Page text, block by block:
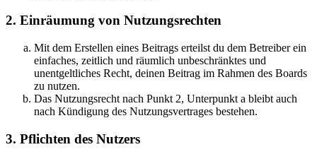
2. Einräumung von Nutzungsrechten
Mit dem Erstellen eines Beitrags erteilst du dem Betreiber ein
einfaches, zeitlich und räumlich unbeschränktes und
unentgeltliches Recht, deinen Beitrag im Rahmen des Boards
zu nutzen.
Das Nutzungsrecht nach Punkt 2, Unterpunkt a bleibt auch
nach Kündigung des Nutzungsvertrages bestehen.
3. Pflichten des Nutzers